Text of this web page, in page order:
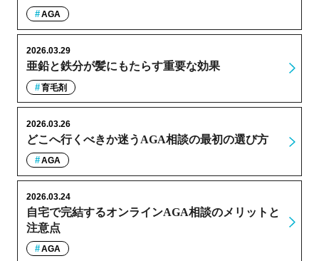
AGA
亜鉛と鉄分が髪にもたらす重要な効果
2026.03.29
育毛剤
どこへ行くべきか迷うAGA相談の最初の選び方
2026.03.26
AGA
自宅で完結するオンラインAGA相談のメリットと
注意点
2026.03.24
AGA